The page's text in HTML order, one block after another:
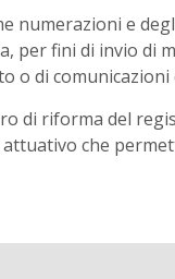
numerazioni e
per fini di invio di
o di comunicazioni
di riforma del
che